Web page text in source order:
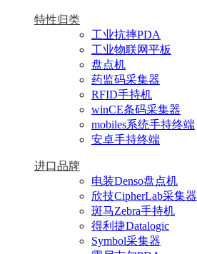
特性归类
工业抗摔PDA
工业物联网平板
盘点机
药监码采集器
RFID手持机
winCE条码采集器
mobiles系统手持终端
安卓手持终端
进口品牌
电装Denso盘点机
欣技CipherLab采集器
斑马Zebra手持机
得利捷Datalogic
Symbol采集器